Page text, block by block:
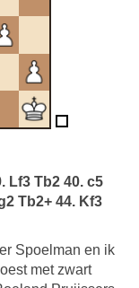
Lf3 Tb2 40. c5
Tb2+ 44. Kf3
Spoelman en ik
met zwart